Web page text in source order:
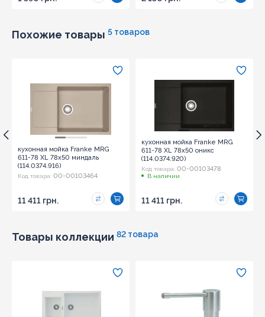
Похожие товары 5 товаров
кухонная мойка Franke MRG
611-78 XL 78х50 миндаль
(114.0374.916)
Код товара: 00-00103464
11 411 грн.
кухонная мойка Franke MRG
611-78 XL 78х50 оникс
(114.0374.920)
Код товара: 00-00103478
В наличии
11 411 грн.
Товары коллекции 82 товара